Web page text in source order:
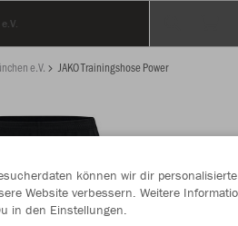
e.V. JAKO Trainingshose Power
können wir dir personalisierte
Website verbessern. Weitere
in den Einstellungen.